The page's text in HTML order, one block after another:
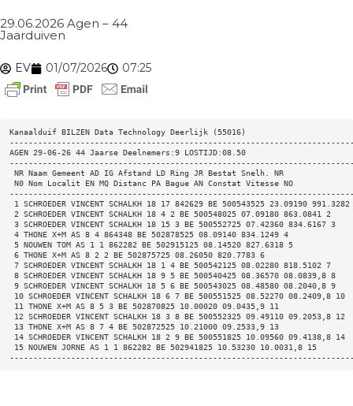
29.06.2026 Agen – 44
Jaarduiven
EV 01/07/2026 07:25
Kanaalduif BILZEN Data Technology Deerlijk (55016)
AGEN 29-06-26 44 Jaarse Deelnemers:9 LOSTIJD:08.50
NR Naam Gemeent AD IG Afstand LD Ring JR Bestat Snelh. NR
N0 Nom Localit EN MQ Distanc PA Bague AN Constat Vitesse NO
1 SCHROEDER VINCENT SCHALKH 18 17 842629 BE 500543525 23.09190
2 SCHROEDER VINCENT SCHALKH 18 4 2 BE 500548025 07.09180 863.0841 2
3 SCHROEDER VINCENT SCHALKH 18 15 3 BE 500552725 07.42360 834.6167 3
4 THONE X+M AS 8 4 864348 BE 502878525 08.09140 834.1249 4
5 NOUWEN TOM AS 1 1 862282 BE 502915125 08.14520 827.6318 5
6 THONE X+M AS 8 2 2 BE 502875725 08.26050 820.7783 6
7 SCHROEDER VINCENT SCHALKH 18 1 4 BE 500542125 08.02280 818.5102 7
8 SCHROEDER VINCENT SCHALKH 18 9 5 BE 500540425 08.36570 08.0839,8 8
9 SCHROEDER VINCENT SCHALKH 18 5 6 BE 500543025 08.48580 08.2040,8 9
10 SCHROEDER VINCENT SCHALKH 18 6 7 BE 500551525 08.52270 08.2409,8 10
11 THONE X+M AS 8 5 3 BE 502870825 10.00020 09.0435,9 11
12 SCHROEDER VINCENT SCHALKH 18 3 8 BE 500552325 09.49110 09.2053,8 12
13 THONE X+M AS 8 7 4 BE 502872525 10.21000 09.2533,9 13
14 SCHROEDER VINCENT SCHALKH 18 2 9 BE 500551825 10.09560 09.4138,8 14
15 NOUWEN JORNE AS 1 1 862282 BE 502941825 10.53230 10.0031,8 15